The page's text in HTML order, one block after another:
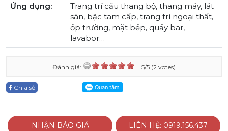
Ứng dụng:
Trang trí cầu thang bộ, thang máy, lát
sàn, bậc tam cấp, trang trí ngoại thất,
ốp trường, mặt bếp, quầy bar,
lavabor…
Đánh giá: 5/5 (2 votes)
Chia sẻ
NHẬN BÁO GIÁ LIÊN HỆ: 0919.156.437